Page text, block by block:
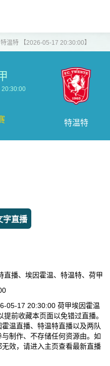
温特 【2026-05-17 20:30:00】
特温特
字直播
直播、埃因霍温、特温特、荷甲
05-17 20:30:00 荷甲埃因霍温
前收藏本页面以免错过直播。
温直播、特温特直播以及两队
制作、不存储任何资源由。如
效，请进入主页查看最新直播